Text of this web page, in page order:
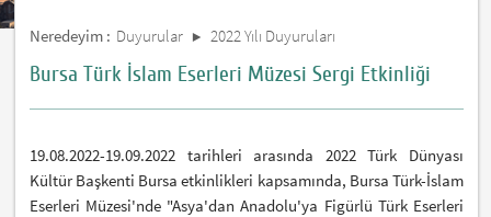
Neredeyim : Duyurular 2022 Yılı Duyuruları
Bursa Türk İslam Eserleri Müzesi Sergi Etkinliği
19.08.2022-19.09.2022 tarihleri arasında 2022 Türk Dünyası
Kültür Başkenti Bursa etkinlikleri kapsamında, Bursa Türk-İslam
Eserleri Müzesi'nde "Asya'dan Anadolu'ya Figürlü Türk Eserleri